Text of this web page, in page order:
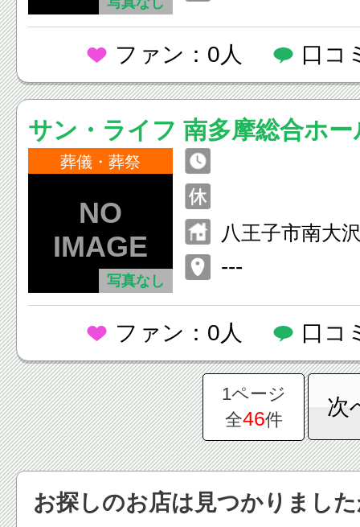
ファン：0人 口コ
サン・ライフ 南多摩総合ホー
葬儀・葬祭
写真なし
八王子市南大
---
ファン：0人 口コ
1ページ
全46件
次
お探しのお店は見つかりまし